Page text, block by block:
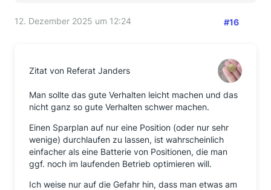
Locker bleiben.
12. Dezember 2025 um 12:24 #16
Zitat von Referat Janders
Man sollte das gute Verhalten leicht machen und das
nicht ganz so gute Verhalten schwer machen.
Einen Sparplan auf nur eine Position (oder nur sehr
wenige) durchlaufen zu lassen, ist wahrscheinlich
einfacher als eine Batterie von Positionen, die man
ggf. noch im laufenden Betrieb optimieren will.
Ich weise nur auf die Gefahr hin, dass man etwas am